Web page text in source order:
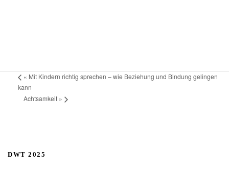
« Mit Kindern richtig sprechen – wie Beziehung und Bindung gelingen
kann
Achtsamkeit »
DWT 2025